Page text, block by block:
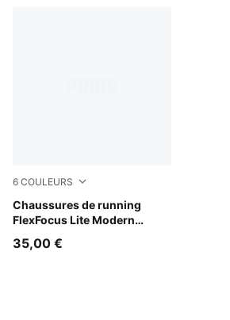
6 COULEURS
Chaussures de running
FlexFocus Lite Modern
PUMA Black-PUMA Pink-PUMA White
35,00 €